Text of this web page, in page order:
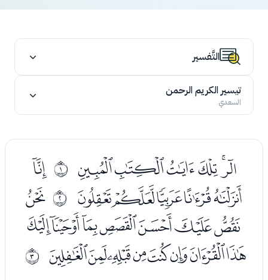
التَّفسير
تيسير الكريم الرحمن
السعدي
ﮢﮣﮤﮥﮦﮧ ﰀ ﮩ
ﮪﮫﮬﮭﮮ ﰁ ﮰ
ﮱﯓﯔﯕﯖﯗﯘ
ﯙﯚﯛﯜﯝﯞﯟﯠ ﰂ